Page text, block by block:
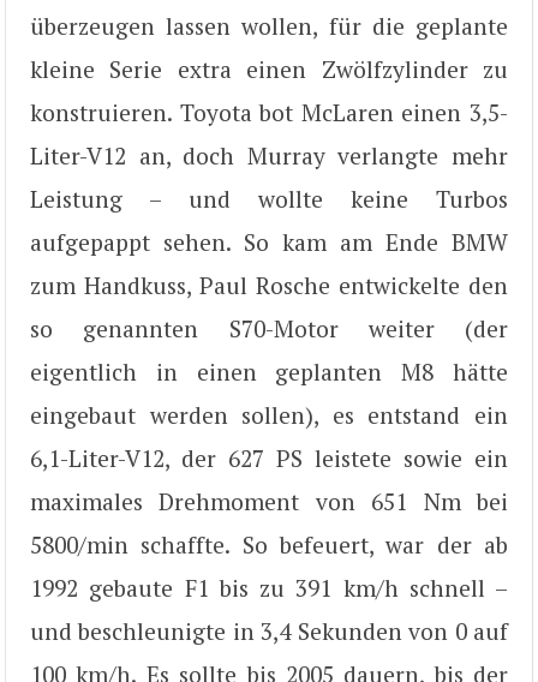
überzeugen lassen wollen, für die geplante
kleine Serie extra einen Zwölfzylinder zu
konstruieren. Toyota bot McLaren einen 3,5-
Liter-V12 an, doch Murray verlangte mehr
Leistung – und wollte keine Turbos
aufgepappt sehen. So kam am Ende BMW
zum Handkuss, Paul Rosche entwickelte den
so genannten S70-Motor weiter (der
eigentlich in einen geplanten M8 hätte
eingebaut werden sollen), es entstand ein
6,1-Liter-V12, der 627 PS leistete sowie ein
maximales Drehmoment von 651 Nm bei
5800/min schaffte. So befeuert, war der ab
1992 gebaute F1 bis zu 391 km/h schnell –
und beschleunigte in 3,4 Sekunden von 0 auf
100 km/h. Es sollte bis 2005 dauern, bis der